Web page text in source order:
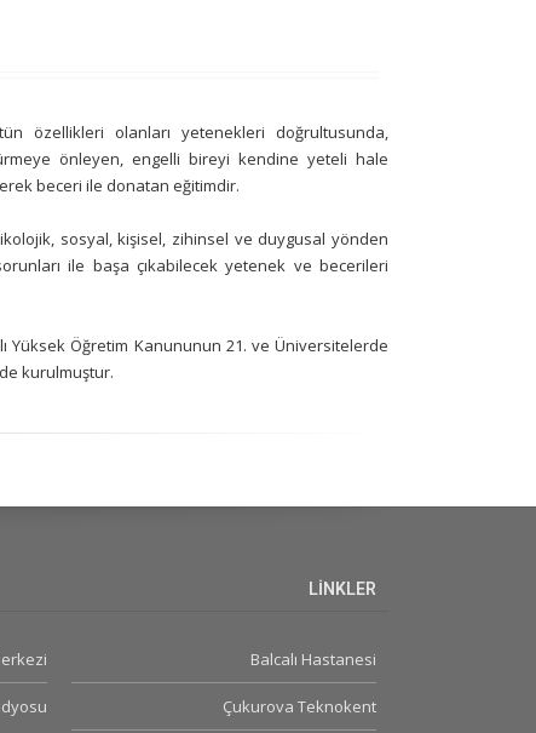
özellikleri olanları yetenekleri doğrultusunda,
önleyen, engelli bireyi kendine yeteli hale
beceri ile donatan eğitimdir.
sosyal, kişisel, zihinsel ve duygusal yönden
ile başa çıkabilecek yetenek ve becerileri
Yüksek Öğretim Kanununun 21. ve Üniversitelerde
kurulmuştur.
LİNKLER
Balcalı Hastanesi
Çukurova Teknokent